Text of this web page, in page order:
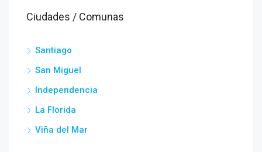
Ciudades / Comunas
Santiago
San Miguel
Independencia
La Florida
Viña del Mar